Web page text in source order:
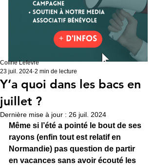
Y’a quoi dans les bacs en
juillet ?
Coline Lefevre
23 juil. 2024 2 min de lecture
Dernière mise à jour : 26 juil. 2024
Même si l’été a pointé le bout de ses
rayons (enfin tout est relatif en
Normandie) pas question de partir
en vacances sans avoir écouté les